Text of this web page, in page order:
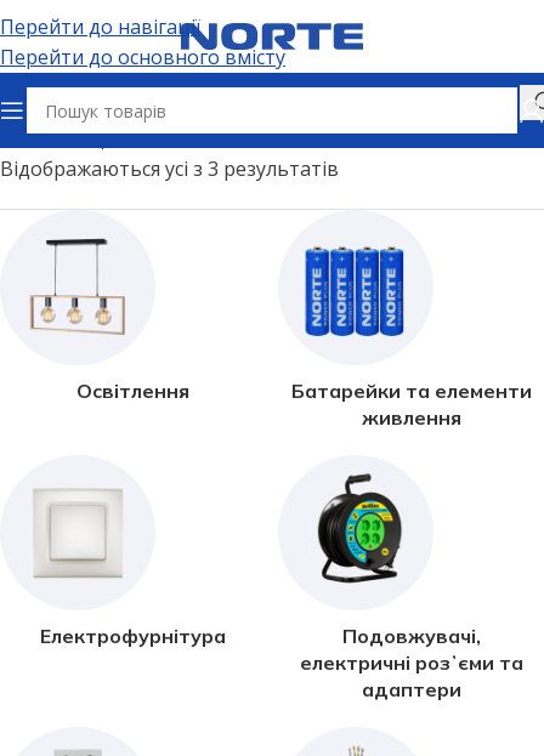
Перейти до навігації
Перейти до основного вмісту
Головна Цоколь G4
Відображаються усі з 3 результатів
Освітлення
Батарейки та елементи
живлення
Електрофурнітура
Подовжувачі,
електричні розʼєми та
адаптери